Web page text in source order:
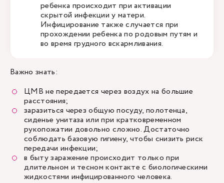
ребенка происходит при активации
скрытой инфекции у матери.
Инфицирование также случается при
прохождении ребенка по родовым путям и
во время грудного вскармливания.
Важно знать:
ЦМВ не передается через воздух на большие
расстояния;
заразиться через общую посуду, полотенца,
сиденье унитаза или при кратковременном
рукопожатии довольно сложно. Достаточно
соблюдать базовую гигиену, чтобы снизить риск
передачи инфекции;
в быту заражение происходит только при
длительном и тесном контакте с биологическими
жидкостями инфицированного человека.